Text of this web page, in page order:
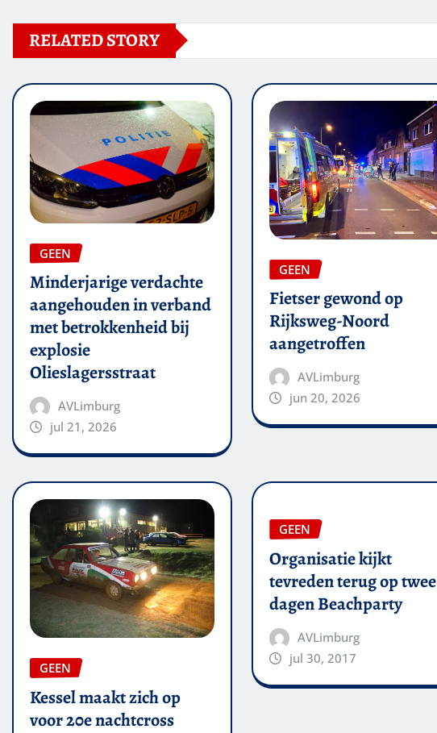
RELATED STORY
GEEN
Minderjarige verdachte
aangehouden in verband
met betrokkenheid bij
explosie
Olieslagersstraat
AVLimburg
jul 21, 2026
GEEN
Fietser gewond op
Rijksweg-Noord
aangetroffen
AVLimburg
jun 20, 2026
GEEN
Kessel maakt zich op
voor 20e nachtcross
GEEN
Organisatie kijkt
tevreden terug op twee
dagen Beachparty
AVLimburg
jul 30, 2017